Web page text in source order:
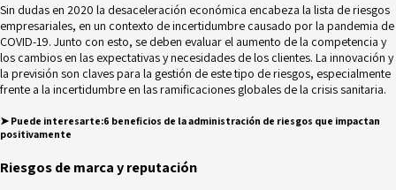
Sin dudas en 2020 la desaceleración económica encabeza la lista de riesgos
empresariales, en un contexto de incertidumbre causado por la pandemia de
COVID-19. Junto con esto, se deben evaluar el aumento de la competencia y
los cambios en las expectativas y necesidades de los clientes. La innovación y
la previsión son claves para la gestión de este tipo de riesgos, especialmente
frente a la incertidumbre en las ramificaciones globales de la crisis sanitaria.
➤ Puede interesarte:6 beneficios de la administración de riesgos que impactan
positivamente
Riesgos de marca y reputación